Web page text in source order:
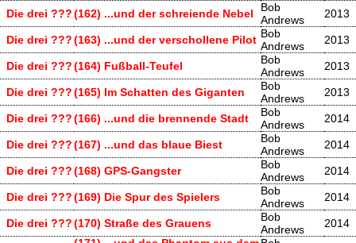
Die drei ???(162) ...und der schreiende Nebel
Bob
Andrews
2013
Die drei ???(163) ...und der verschollene Pilot Bob
Andrews
2013
Die drei ???(164) Fußball-Teufel
Bob
Andrews
2013
Die drei ???(165) Im Schatten des Giganten
Bob
Andrews
2013
Die drei ???(166) ...und die brennende Stadt
Bob
Andrews
2014
Die drei ???(167) ...und das blaue Biest
Bob
Andrews
2014
Die drei ???(168) GPS-Gangster
Bob
Andrews
2014
Die drei ???(169) Die Spur des Spielers
Bob
Andrews
2014
Die drei ???(170) Straße des Grauens
Bob
Andrews
2014